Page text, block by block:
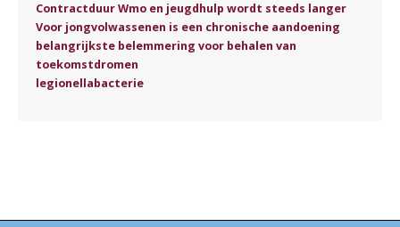
Contractduur Wmo en jeugdhulp wordt steeds langer
Voor jongvolwassenen is een chronische aandoening
belangrijkste belemmering voor behalen van
toekomstdromen
legionellabacterie